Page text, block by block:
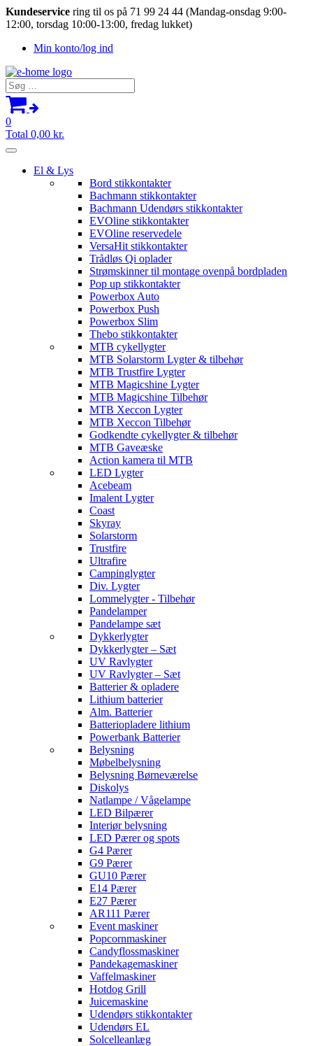
Kundeservice ring til os på 71 99 24 44 (Mandag-onsdag 9:00-
12:00, torsdag 10:00-13:00, fredag lukket)
Min konto/log ind
Søg
efter:
0
Total 0,00 kr.
El & Lys
Bord stikkontakter
Bachmann stikkontakter
Bachmann Udendørs stikkontakter
EVOline stikkontakter
EVOline reservedele
VersaHit stikkontakter
Trådløs Qi oplader
Strømskinner til montage ovenpå bordpladen
Pop up stikkontakter
Powerbox Auto
Powerbox Push
Powerbox Slim
Thebo stikkontakter
MTB cykellygter
MTB Solarstorm Lygter & tilbehør
MTB Trustfire Lygter
MTB Magicshine Lygter
MTB Magicshine Tilbehør
MTB Xeccon Lygter
MTB Xeccon Tilbehør
Godkendte cykellygter & tilbehør
MTB Gaveæske
Action kamera til MTB
LED Lygter
Acebeam
Imalent Lygter
Coast
Skyray
Solarstorm
Trustfire
Ultrafire
Campinglygter
Div. Lygter
Lommelygter - Tilbehør
Pandelamper
Pandelampe sæt
Dykkerlygter
Dykkerlygter – Sæt
UV Ravlygter
UV Ravlygter – Sæt
Batterier & opladere
Lithium batterier
Alm. Batterier
Batteriopladere lithium
Powerbank Batterier
Belysning
Møbelbelysning
Belysning Børneværelse
Diskolys
Natlampe / Vågelampe
LED Bilpærer
Interiør belysning
LED Pærer og spots
G4 Pærer
G9 Pærer
GU10 Pærer
E14 Pærer
E27 Pærer
AR111 Pærer
Event maskiner
Popcornmaskiner
Candyflossmaskiner
Pandekagemaskiner
Vaffelmaskiner
Hotdog Grill
Juicemaskine
Udendørs stikkontakter
Udendørs EL
Solcelleanlæg